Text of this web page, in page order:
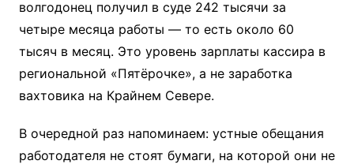
волгодонец получил в суде 242 тысячи за
четыре месяца работы — то есть около 60
тысяч в месяц. Это уровень зарплаты кассира в
региональной «Пятёрочке», а не заработка
вахтовика на Крайнем Севере.
В очередной раз напоминаем: устные обещания
работодателя не стоят бумаги, на которой они не